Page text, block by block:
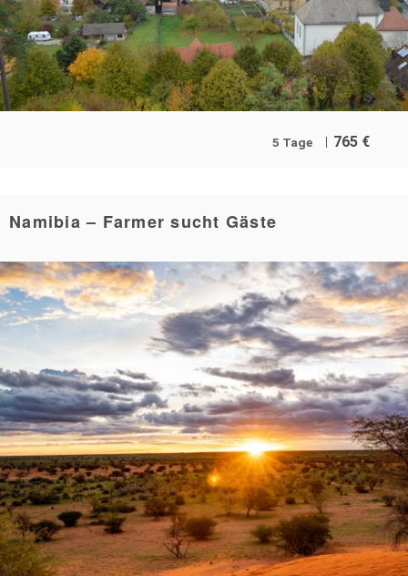
5 Tage 765 €
Namibia – Farmer sucht Gäste